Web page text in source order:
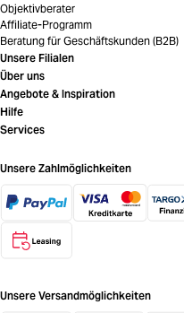
Objektivberater
Affiliate-Programm
Beratung für Geschäftskunden (B2B)
Unsere Filialen
Über uns
Angebote & Inspiration
Hilfe
Services
Unsere Zahlmöglichkeiten
Unsere Versandmöglichkeiten